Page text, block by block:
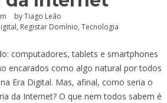
by Tiago Leão
, Registar Domínio, Tecnologia
computadores, tablets e smartphones
encarados como algo natural por todos
Era Digital. Mas, afinal, como seria o
da Internet? O que nem todos sabem é